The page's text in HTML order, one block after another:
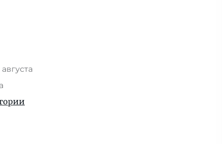
августа